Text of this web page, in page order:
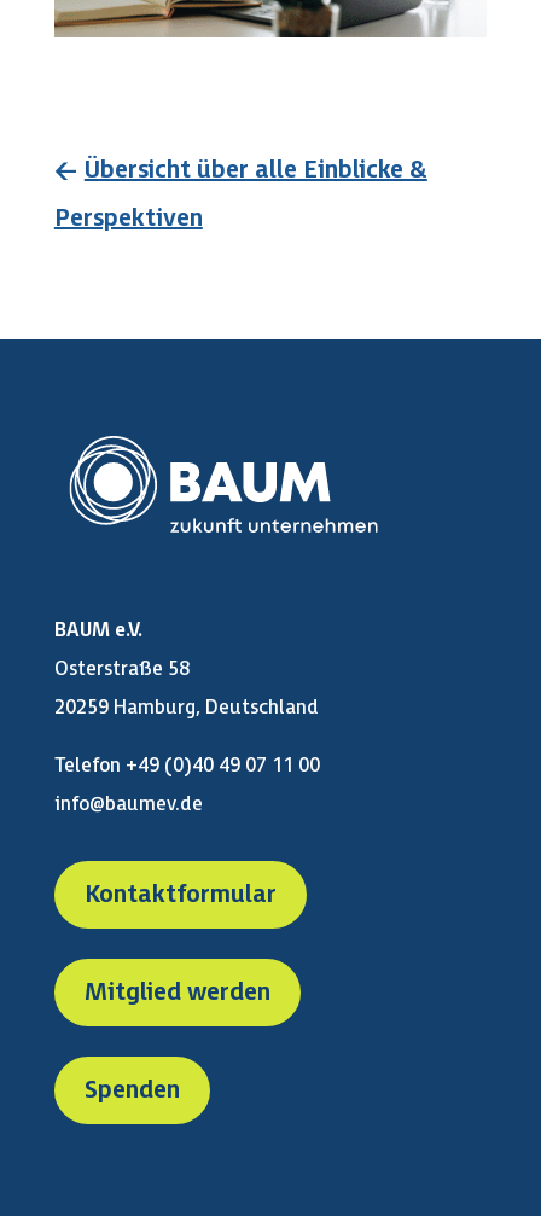
← Übersicht über alle Einblicke &
Perspektiven
BAUM e.V.
Osterstraße 58
20259 Hamburg, Deutschland
Telefon +49 (0)40 49 07 11 00
info@baumev.de
Kontaktformular
Mitglied werden
Spenden